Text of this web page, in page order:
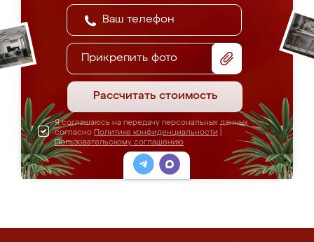
Прикрепить фото
Рассчитать стоимость
Я соглашаюсь на передачу персональных данных
согласно Политике конфиденциальности
Пользовательскому соглашению